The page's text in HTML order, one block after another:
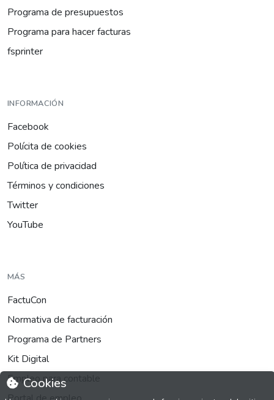
Cookies
Programa de presupuestos
Programa para hacer facturas
fsprinter
INFORMACIÓN
Facebook
Polícita de cookies
Política de privacidad
Términos y condiciones
Twitter
YouTube
MÁS
FactuCon
Normativa de facturación
Programa de Partners
Kit Digital
Empleo para contable